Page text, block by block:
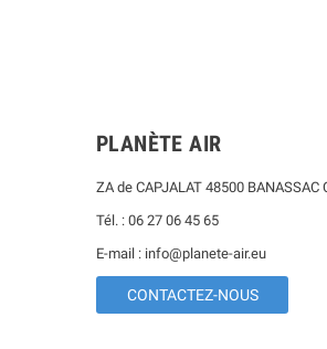
PLANÈTE AIR
ZA de CAPJALAT 48500 BANASSAC
Tél. : 06 27 06 45 65
E-mail : info@planete-air.eu
CONTACTEZ-NOUS